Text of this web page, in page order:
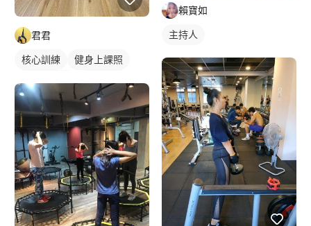
君君
核心訓練
健身上課照
健身課程
賴寶如
主持人